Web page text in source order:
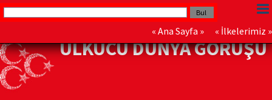
« Ana Sayfa » « İlkelerimiz »
ÜLKÜCÜ DÜNYA GÖRÜŞÜ